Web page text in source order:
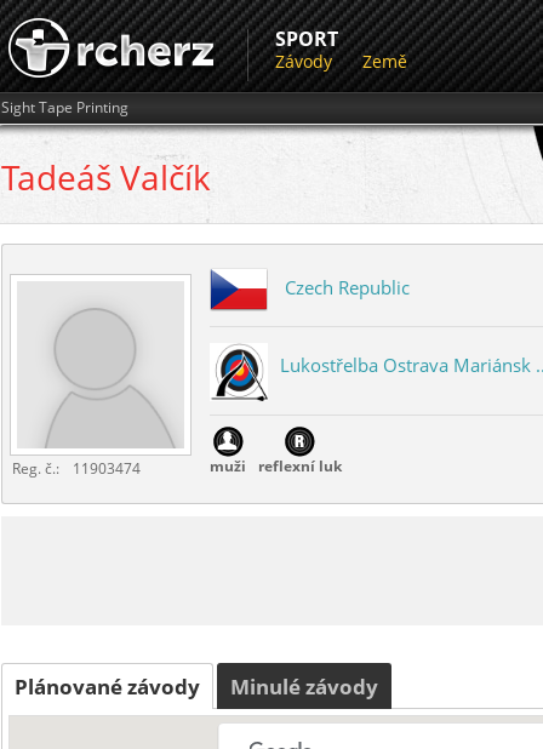
SPORT
Závody Země
Sight Tape Printing
Tadeáš Valčík
Reg. č.: 11903474
Czech Republic
Lukostřelba Ostrava Mariánsk
muži reflexní luk
Plánované závody Minulé závody